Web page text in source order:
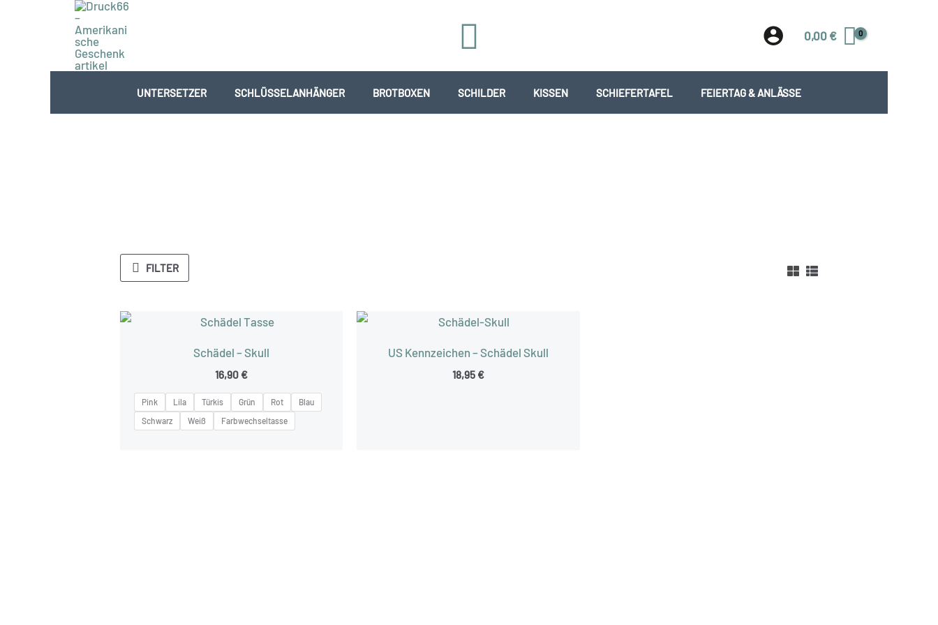
0,00 €
UNTERSETZER SCHLÜSSELANHÄNGER BROTBOXEN SCHILDER KISSEN SCHIEFERTAFEL FEIERTAG & ANLÄSSE
FILTER
Schädel – Skull
16,90 €
Pink Lila Türkis Grün Rot
Blau
Schwarz
Weiß Farbwechseltasse
US Kennzeichen – Schädel Skull
18,95 €